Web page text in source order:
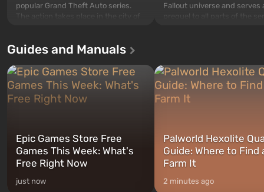
popular Grand Theft Auto series.
The action takes place in the city of
first time, the game tells the story of
and Franklin, between whom you
can switch at any time...
Fallout universe and serves
after nuclear bombs fall on
The setting of F...
Guides and Manuals
Epic Games Store Free
Games This Week: What's
Free Right Now
just now
Palworld Hexolite
Guide: Where to Find
Farm It
2 minutes ago